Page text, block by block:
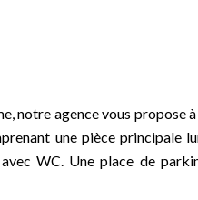
notre agence vous propose
une pièce principale
WC. Une place de